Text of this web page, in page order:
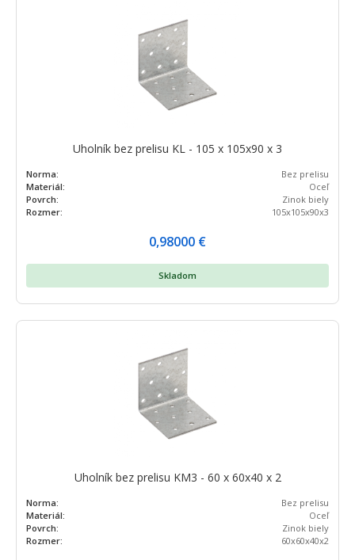
Uholník bez prelisu KL - 105 x 105x90 x 3
Norma:
Bez prelisu
Materiál:
Oceľ
Povrch:
Zinok biely
Rozmer:
105x105x90x3
0,98000 €
Skladom
Uholník bez prelisu KM3 - 60 x 60x40 x 2
Norma:
Bez prelisu
Materiál:
Oceľ
Povrch:
Zinok biely
Rozmer:
60x60x40x2